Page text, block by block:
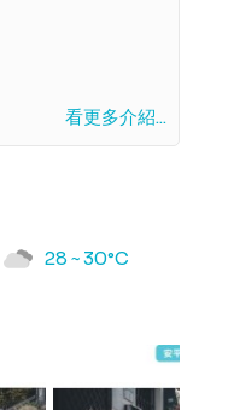
看更多介紹...
28 ~ 30°C